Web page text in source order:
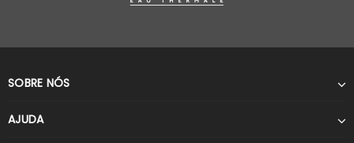
SOBRE NÓS
AJUDA